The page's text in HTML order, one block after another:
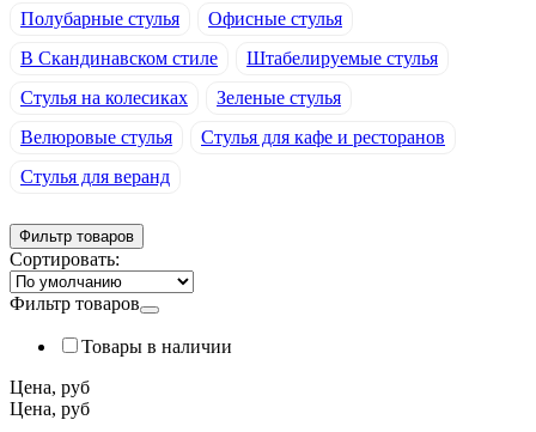
Полубарные стулья
Офисные стулья
В Скандинавском стиле
Штабелируемые стулья
Стулья на колесиках
Зеленые стулья
Велюровые стулья
Стулья для кафе и ресторанов
Стулья для веранд
Фильтр товаров
Сортировать:
Фильтр товаров
Товары в наличии
Цена, руб
Цена, руб